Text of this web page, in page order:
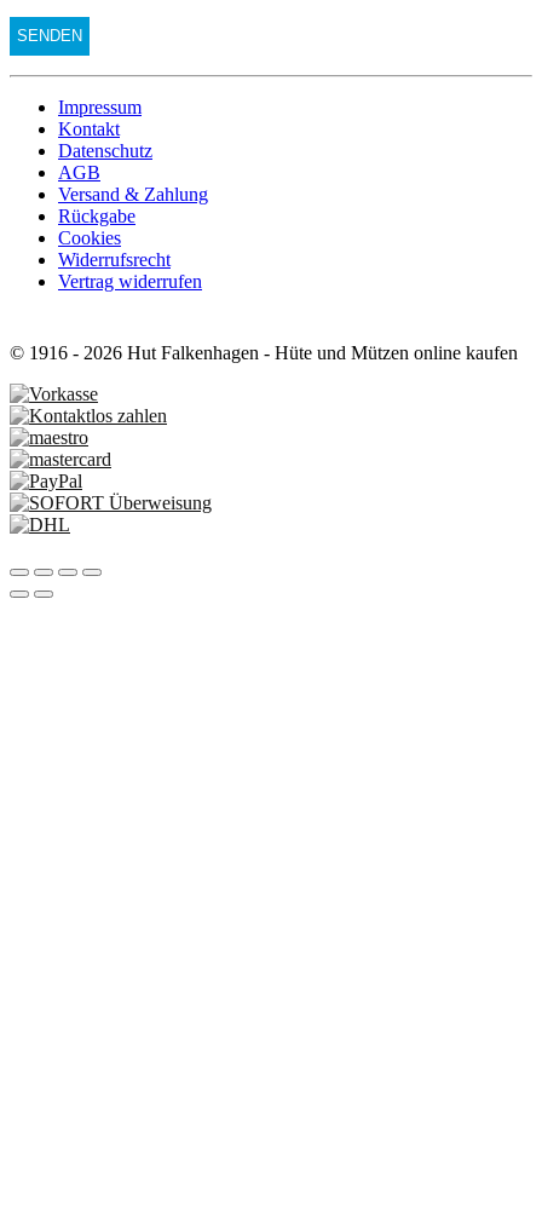
Impressum
Kontakt
Datenschutz
AGB
Versand & Zahlung
Rückgabe
Cookies
Widerrufsrecht
Vertrag widerrufen
© 1916 - 2026 Hut Falkenhagen - Hüte und Mützen online kaufen